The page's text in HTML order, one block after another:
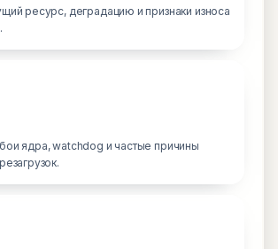
ресурс, деградацию и признаки износа
ядра, watchdog и частые причины